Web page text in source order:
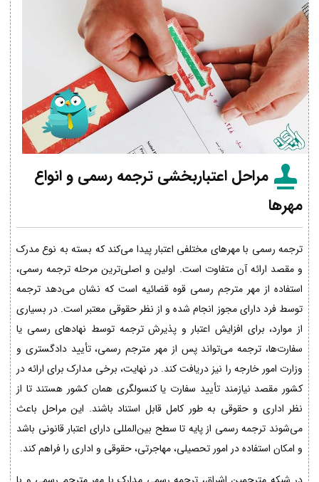
مراحل اعتباربخشی ترجمه رسمی و انواع
مهرها
ترجمه رسمی با مهرهای مختلفی اعتبار پیدا می‌کند که بسته به نوع مدرک
و مقصد ارائه آن متفاوت است. اولین و اصلی‌ترین مرحله ترجمه رسمی،
استفاده از مهر مترجم رسمی قوه قضائیه است که نشان می‌دهد ترجمه
توسط فرد دارای مجوز انجام شده و از نظر حقوقی معتبر است. در بسیاری
از موارد، برای افزایش اعتبار و پذیرش ترجمه توسط نهادهای رسمی یا
سفارت‌ها، ترجمه می‌تواند پس از مهر مترجم رسمی، تأیید دادگستری و
وزارت امور خارجه را نیز دریافت کند. در نهایت، برخی مدارک برای ارائه در
کشور مقصد نیازمند تأیید سفارت یا کنسولگری همان کشور هستند تا از
نظر اداری و حقوقی به طور کامل قابل استناد باشند. این مراحل باعث
می‌شوند ترجمه رسمی از پایه تا سطح بین‌المللی دارای اعتبار قانونی باشد
و امکان استفاده در امور تحصیلی، مهاجرتی، حقوقی و اداری را فراهم کند.